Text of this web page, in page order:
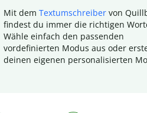
Mit dem Textumschreiber von
findest du immer die richtigen
Wähle einfach den passenden
vordefinierten Modus aus oder
deinen eigenen personalisierten